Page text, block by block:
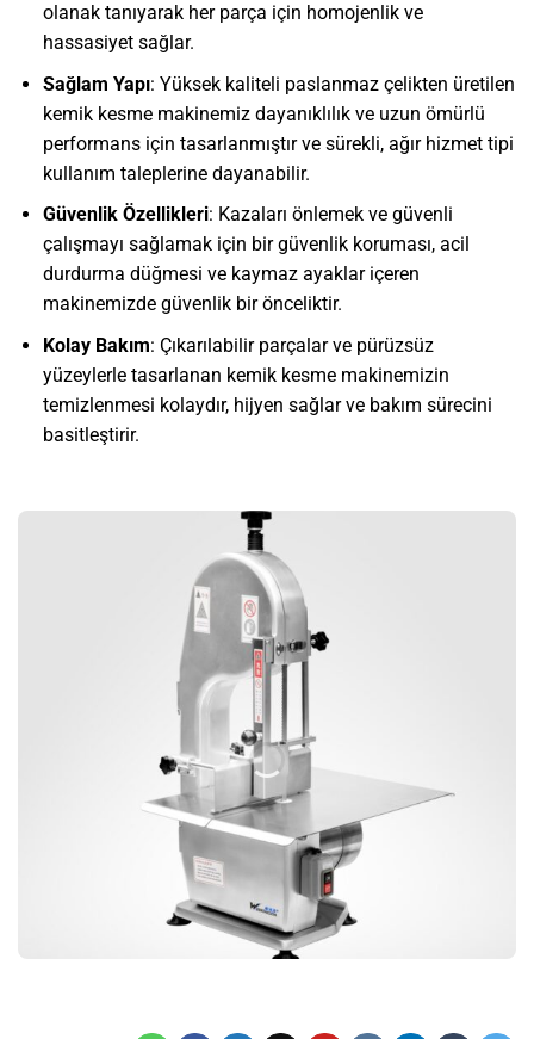
olanak tanıyarak her parça için homojenlik ve
hassasiyet sağlar.
Sağlam Yapı: Yüksek kaliteli paslanmaz çelikten üretilen
kemik kesme makinemiz dayanıklılık ve uzun ömürlü
performans için tasarlanmıştır ve sürekli, ağır hizmet tipi
kullanım taleplerine dayanabilir.
Güvenlik Özellikleri: Kazaları önlemek ve güvenli
çalışmayı sağlamak için bir güvenlik koruması, acil
durdurma düğmesi ve kaymaz ayaklar içeren
makinemizde güvenlik bir önceliktir.
Kolay Bakım: Çıkarılabilir parçalar ve pürüzsüz
yüzeylerle tasarlanan kemik kesme makinemizin
temizlenmesi kolaydır, hijyen sağlar ve bakım sürecini
basitleştirir.